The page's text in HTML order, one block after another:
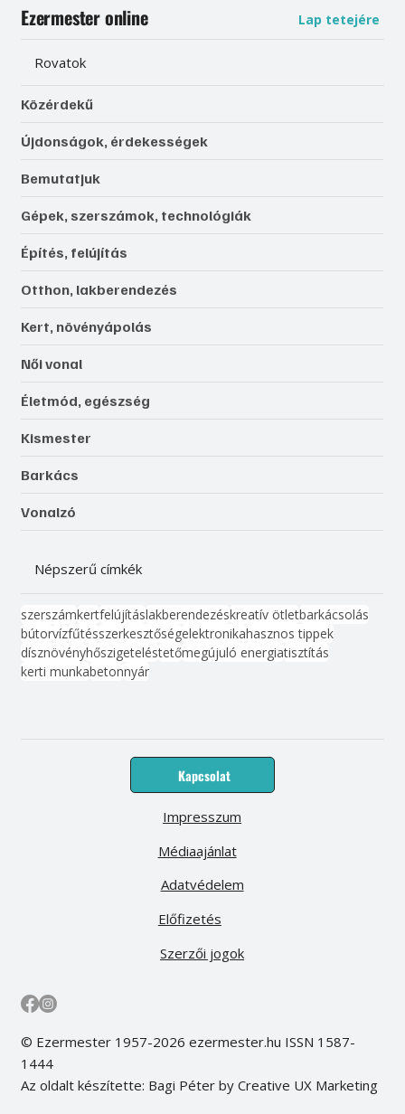
Ezermester online Lap tetejére
Rovatok
Közérdekű
Újdonságok, érdekességek
Bemutatjuk
Gépek, szerszámok, technológiák
Építés, felújítás
Otthon, lakberendezés
Kert, növényápolás
Női vonal
Életmód, egészség
Kismester
Barkács
Vonalzó
Népszerű címkék
szerszámkertfelújításlakberendezéskreatív ötletbarkácsolás
bútorvízfűtésszerkesztőségelektronikahasznos tippek
dísznövényhőszigeteléstetőmegújuló energiatisztítás
kerti munkabetonnyár
Kapcsolat
Médiaajánlat
Előfizetés
Impresszum
Adatvédelem
Szerzői jogok
© Ezermester 1957-2026 ezermester.hu ISSN 1587-
1444
Az oldalt készítette: Bagi Péter by Creative UX Marketing